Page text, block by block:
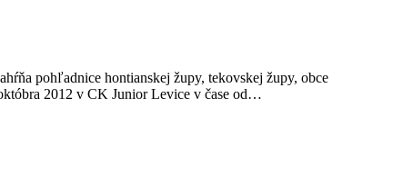
pohľadnice hontianskej župy, tekovskej župy, obce
2012 v CK Junior Levice v čase od…